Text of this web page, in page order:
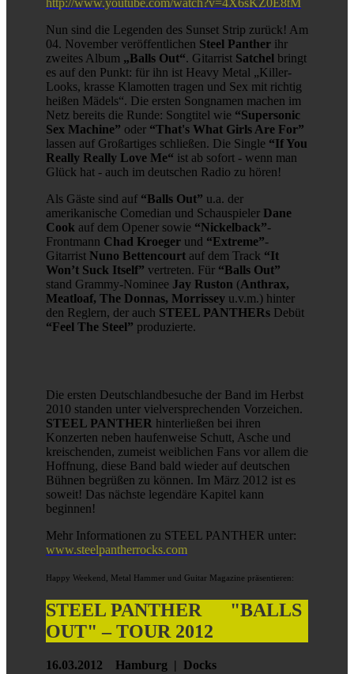
Nun sind die Legenden des Sunset Strip zurück! Am
04. November veröffentlichen Steel Panther ihr
zweites Album „Balls Out“. Gitarrist Satchel bringt
es auf den Punkt: für ihn ist Heavy Metal „Killer-
Looks, krasse Klamotten tragen und Sex mit richtig
heißen Mädels“. Die ersten Songnamen machen im
Netz bereits die Runde: Songtitel wie “Supersonic
Sex Machine” oder “That's What Girls Are For”
lassen auf Großartiges schließen. Die Single “If You
Really Really Love Me“ ist ab sofort - wenn man
Glück hat - auch im deutschen Radio zu hören!
Als Gäste sind auf “Balls Out” u.a. der
amerikanische Comedian und Schauspieler Dane
Cook auf dem Opener sowie “Nickelback”-
Frontmann Chad Kroeger und “Extreme”-
Gitarrist Nuno Bettencourt auf dem Track “It
Won’t Suck Itself” vertreten. Für “Balls Out”
stand Grammy-Nominee Jay Ruston (Anthrax,
Meatloaf, The Donnas, Morrissey u.v.m.) hinter
den Reglern, der auch STEEL PANTHERs Debüt
“Feel The Steel” produzierte.
Die ersten Deutschlandbesuche der Band im Herbst
2010 standen unter vielversprechenden Vorzeichen.
STEEL PANTHER hinterließen bei ihren
Konzerten neben haufenweise Schutt, Asche und
kreischenden, zumeist weiblichen Fans vor allem die
Hoffnung, diese Band bald wieder auf deutschen
Bühnen begrüßen zu können. Im März 2012 ist es
soweit! Das nächste legendäre Kapitel kann
beginnen!
Mehr Informationen zu STEEL PANTHER unter:
www.steelpantherrocks.com
Happy Weekend, Metal Hammer und Guitar Magazine präsentieren:
STEEL PANTHER "BALLS
OUT" – TOUR 2012
16.03.2012 Hamburg | Docks